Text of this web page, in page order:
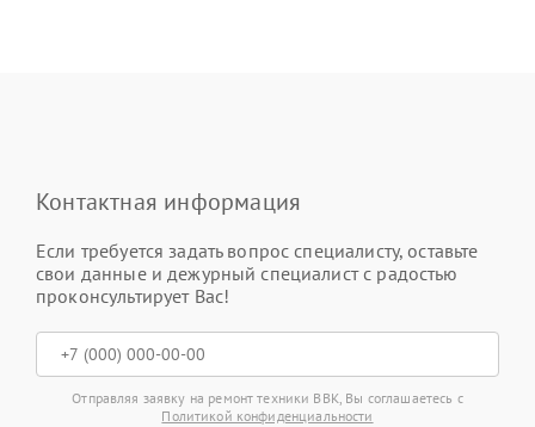
Контактная информация
Если требуется задать вопрос специалисту, оставьте
свои данные и дежурный специалист с радостью
проконсультирует Вас!
Отправляя заявку на ремонт техники BBK, Вы соглашаетесь с
Политикой конфиденциальности